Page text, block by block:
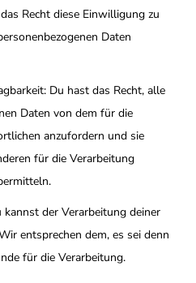
Recht diese Einwilligung zu
Daten
Du hast das Recht, alle
Daten von dem für die
anzufordern und sie
für die Verarbeitung
der Verarbeitung deiner
entsprechen dem, es sei denn
für die Verarbeitung.